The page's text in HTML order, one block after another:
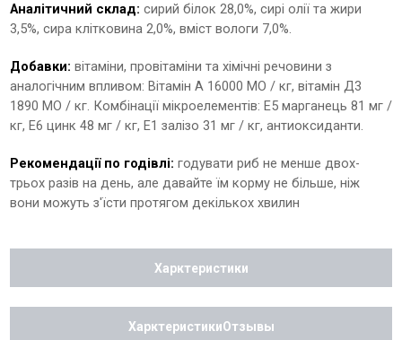
Аналітичний склад: сирий білок 28,0%, сирі олії та жири
3,5%, сира клітковина 2,0%, вміст вологи 7,0%.
Добавки: вітаміни, провітаміни та хімічні речовини з
аналогічним впливом: Вітамін А 16000 МО / кг, вітамін Д3
1890 МО / кг. Комбінації мікроелементів: Е5 марганець 81 мг /
кг, Е6 цинк 48 мг / кг, Е1 залізо 31 мг / кг, антиоксиданти.
Рекомендації по годівлі: годувати риб не менше двох-
трьох разів на день, але давайте їм корму не більше, ніж
вони можуть з'їсти протягом декількох хвилин
Харктеристики
ХарктеристикиОтзывы